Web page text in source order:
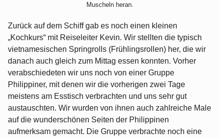
Muscheln heran.
Zurück auf dem Schiff gab es noch einen kleinen
„Kochkurs“ mit Reiseleiter Kevin. Wir stellten die typisch
vietnamesischen Springrolls (Frühlingsrollen) her, die wir
danach auch gleich zum Mittag essen konnten. Vorher
verabschiedeten wir uns noch von einer Gruppe
Philippiner, mit denen wir die vorherigen zwei Tage
meistens am Esstisch verbrachten und uns sehr gut
austauschten. Wir wurden von ihnen auch zahlreiche Male
auf die wunderschönen Seiten der Philippinen
aufmerksam gemacht. Die Gruppe verbrachte noch eine